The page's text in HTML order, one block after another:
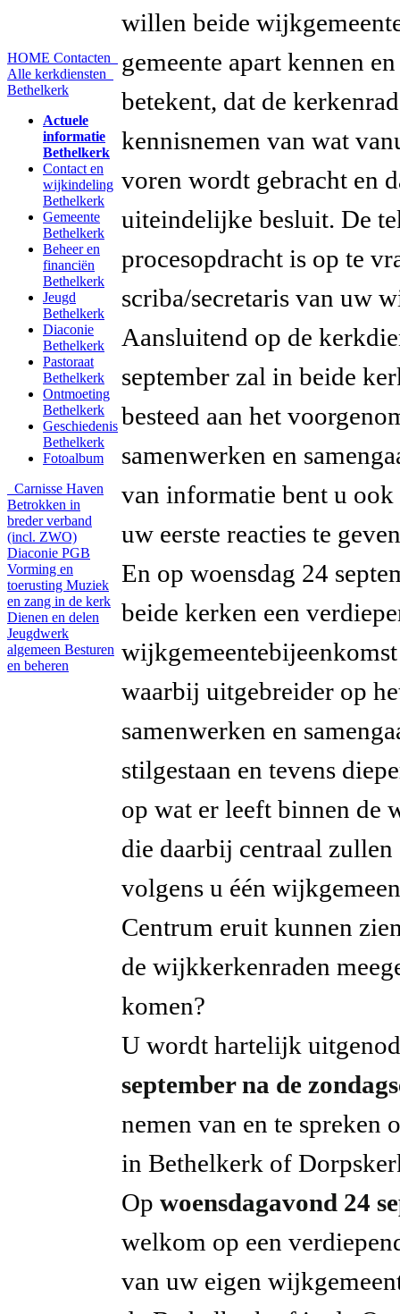
HOME Contacten
Alle kerkdiensten
Bethelkerk
Actuele
informatie
Bethelkerk
Contact en
wijkindeling
Bethelkerk
Gemeente
Bethelkerk
Beheer en
financiën
Bethelkerk
Jeugd
Bethelkerk
Diaconie
Bethelkerk
Pastoraat
Bethelkerk
Ontmoeting
Bethelkerk
Geschiedenis
Bethelkerk
Fotoalbum
Carnisse Haven
Betrokken in
breder verband
(incl. ZWO)
Diaconie PGB
Vorming en
toerusting Muziek
en zang in de kerk
Dienen en delen
Jeugdwerk
algemeen Besturen
en beheren
willen beide
gemeente apart kennen
betekent, dat de
kennisnemen van wat
voren wordt gebracht en
uiteindelijke besluit. De
procesopdracht is op te
scriba/secretaris van uw
Aansluitend op de
september zal in beide
besteed aan het
samenwerken en
van informatie bent u
uw eerste reacties te
En op woensdag 24
beide kerken een
waarbij uitgebreider op
samenwerken en
stilgestaan en tevens
op wat er leeft binnen de
die daarbij centraal
volgens u één
Centrum eruit kunnen
de wijkkerkenraden
komen?
U wordt hartelijk
september na de
nemen van en te spreken
in Bethelkerk of
Op woensdagavond 24
welkom op een
van uw eigen